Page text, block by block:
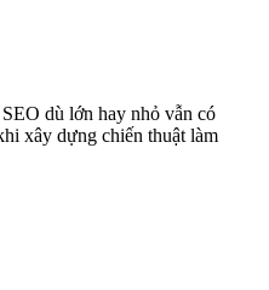
dù lớn hay nhỏ vẫn có
xây dựng chiến thuật làm